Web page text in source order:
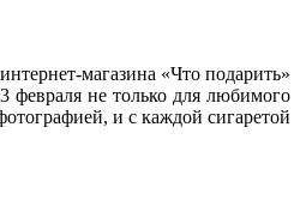
магазина «Что подарить»
февраля не только для любимого
и с каждой сигаретой